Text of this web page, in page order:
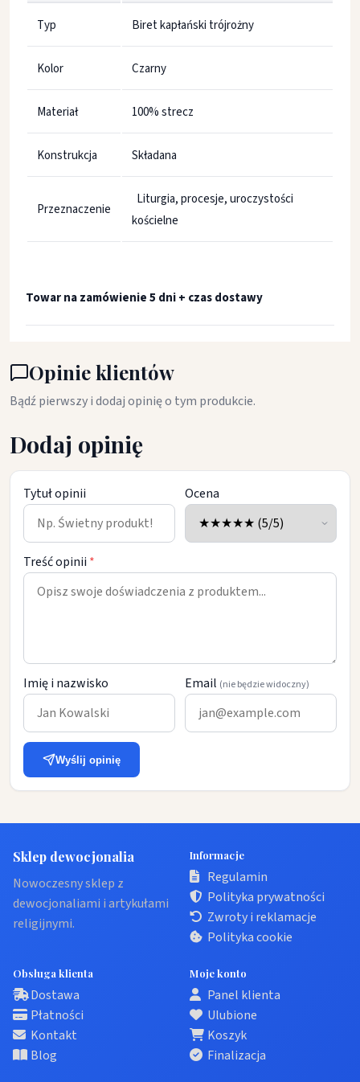
Typ Biret kapłański trójrożny
Kolor Czarny
Materiał 100% strecz
Konstrukcja Składana
Przeznaczenie
Liturgia, procesje, uroczystości
kościelne
Towar na zamówienie 5 dni + czas dostawy
Opinie klientów
Bądź pierwszy i dodaj opinię o tym produkcie.
Dodaj opinię
Tytuł opinii Ocena
Treść opinii *
Imię i nazwisko Email (nie będzie widoczny)
Wyślij opinię
Sklep dewocjonalia
Nowoczesny sklep z
dewocjonaliami i artykułami
religijnymi.
Informacje
Regulamin
Polityka prywatności
Zwroty i reklamacje
Polityka cookie
Obsługa klienta
Dostawa
Płatności
Kontakt
Blog
Moje konto
Panel klienta
Ulubione
Koszyk
Finalizacja